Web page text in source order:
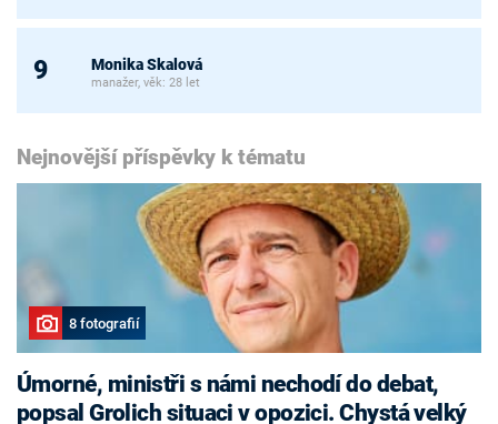
9 Monika Skalová
manažer, věk: 28 let
Nejnovější příspěvky k tématu
8 fotografií
Úmorné, ministři s námi nechodí do debat,
popsal Grolich situaci v opozici. Chystá velký